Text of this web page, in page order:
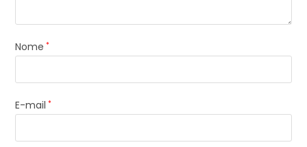
Nome *
E-mail *